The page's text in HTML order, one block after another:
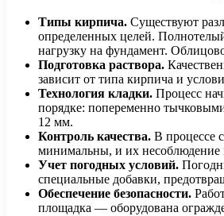
Типы кирпича. Существуют
определенных целей.
нагрузку на фундамент.
Подготовка раствора.
зависит от типа кирпича и
Технология кладки. Процесс
порядке: попеременно
12 мм.
Контроль качества. В процессе
минимальны, и их несоблюдение
Учет погодных условий.
специальные добавки,
Обеспечение безопасности.
площадка — оборудована